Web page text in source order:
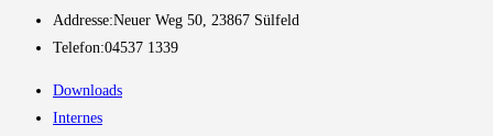
Addresse:Neuer Weg 50, 23867 Sülfeld
Telefon:04537 1339
Downloads
Internes